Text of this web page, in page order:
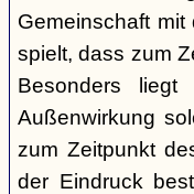
Gemeinschaft
spielt, dass zum
Besonders liegt
Außenwirkung
zum Zeitpunkt
der Eindruck